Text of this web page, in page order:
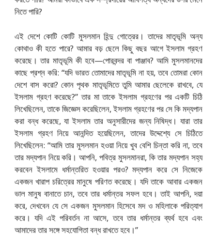
নিতে পারি?
এই দেশে কোটি কোটি মুসলমান হিন্দু গোত্রের। তাদের মাতৃভূমি অন্য
কোথাও কী হতে পারে? আমার বড় ছেলে কিছু বছর আগে ইসলাম গ্রহণ
করেছে। তার মাতৃভূমি কী হবে—পোরবন্দর বা পাঞ্জাব? আমি মুসলমানদের
কাছে প্রশ্ন করি: “যদি ভারত তোমাদের মাতৃভূমি না হয়, তবে তোমরা কোন
দেশে বাস করো? কোন পৃথক মাতৃভূমিতে তুমি আমার ছেলেকে রাখবে, যে
ইসলাম গ্রহণ করেছে?” তার মা তাকে ইসলাম গ্রহণের পর একটি চিঠি
লিখেছিলেন, তাকে জিজ্ঞেস করেছিলেন, ইসলাম গ্রহণের পর সে কি মদ্যপান
করা বন্ধ করেছে, যা ইসলাম তার অনুসারীদের জন্য নিষিদ্ধ। যারা তার
ইসলাম গ্রহণ নিয়ে আনন্দিত হয়েছিলেন, তাদের উদ্দেশ্যে সে চিঠিতে
লিখেছিলেন: “আমি তার মুসলমান হওয়া নিয়ে খুব বেশি চিন্তা করি না, তবে
তার মদ্যপান নিয়ে করি। আপনি, পবিত্র মুসলমানরা, কি তার মদ্যপান সহ্য
করবেন ইসলামে ধর্মান্তরিত হওয়ার পরও? মদ্যপান করে সে নিজেকে
একজন খারাপ চরিত্রের মানুষে পরিণত করেছে। যদি তাকে আবার একজন
ভাল মানুষ বানাতে চান, তবে তার ধর্মান্তর সফল হবে। তাই আপনি, দয়া
করে, দেখবেন যে সে একজন মুসলমান হিসেবে মদ ও মহিলাকে পরিত্যাগ
করে। যদি এই পরিবর্তন না আসে, তবে তার ধর্মান্তর ব্যর্থ হবে এবং
আমাদের তার সঙ্গে সহযোগিতা বন্ধ রাখতে হবে।”